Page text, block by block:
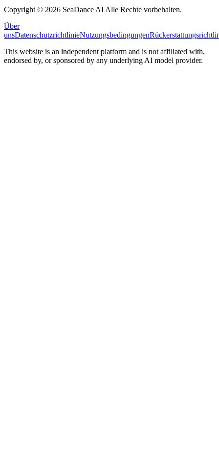
Copyright © 2026 SeaDance AI Alle Rechte vorbehalten.
Über
unsDatenschutzrichtlinieNutzungsbedingungen
This website is an independent platform and is not affiliated with,
endorsed by, or sponsored by any underlying AI model provider.